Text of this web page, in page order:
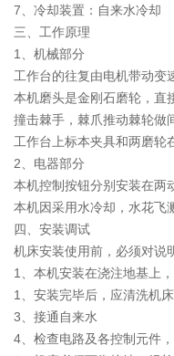
7、冷却装置：自来水冷却
三、工作原理
1、机械部分
工作台的往复由电机带动变
本机磨头是金刚石磨轮，直
撞击棘手，棘爪推动棘轮做
工作台上标本夹具和两磨轮
2、电器部分
本机控制按钮分别安装在两
本机因采用水冷却，水花飞
四、安装调试
机床安装使用前，必须对说
1、本机安装在浇注地基上
1、安装完毕后，应清洗机
3、接通自来水
4、检查电路及各控制元件